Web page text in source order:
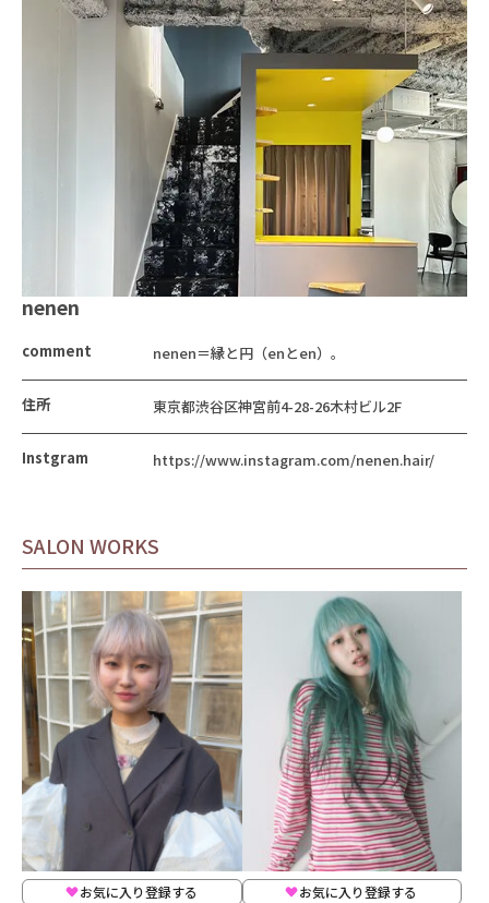
nenen
comment nenen＝縁と円（enとen）。
住所 東京都渋谷区神宮前4-28-26木村ビル2F
Instgram https://www.instagram.com/nenen.hair/
SALON WORKS
お気に入り登録する
お気に入り登録する